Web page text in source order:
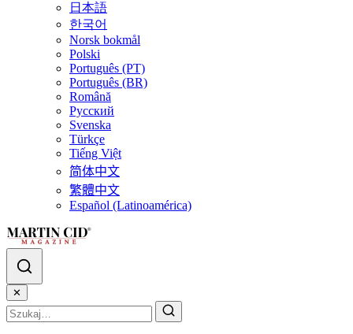
日本語
한국어
Norsk bokmål
Polski
Português (PT)
Português (BR)
Română
Русский
Svenska
Türkçe
Tiếng Việt
简体中文
繁體中文
Español (Latinoamérica)
✕